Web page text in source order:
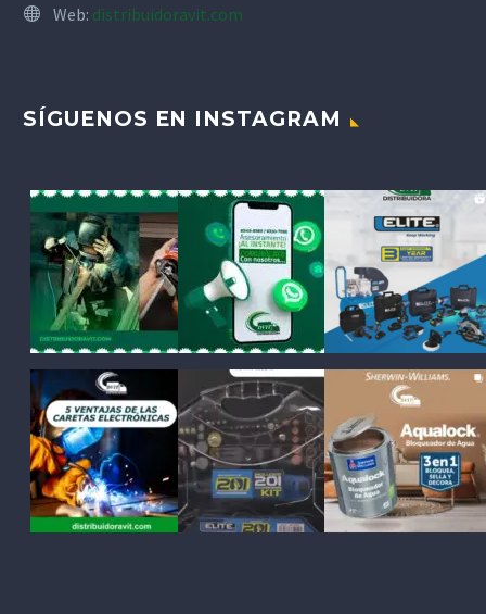
Web: distribuidoravit.com
SÍGUENOS EN INSTAGRAM